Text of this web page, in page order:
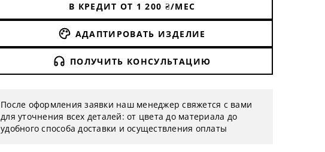
В КРЕДИТ ОТ 1 200 ₴/МЕС
АДАПТИРОВАТЬ ИЗДЕЛИЕ
ПОЛУЧИТЬ КОНСУЛЬТАЦИЮ
После оформления заявки наш менеджер свяжется с вами
для уточнения всех деталей: от цвета до материала до
удобного способа доставки и осуществления оплаты